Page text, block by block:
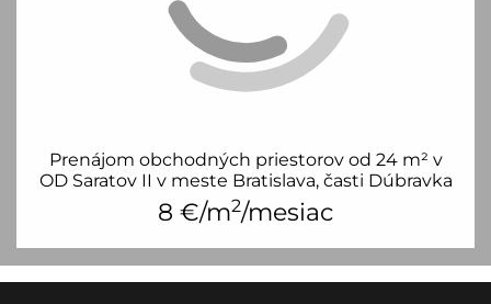
Prenájom obchodných priestorov od 24 m² v
OD Saratov II v meste Bratislava, časti Dúbravka
8 €/m2/mesiac